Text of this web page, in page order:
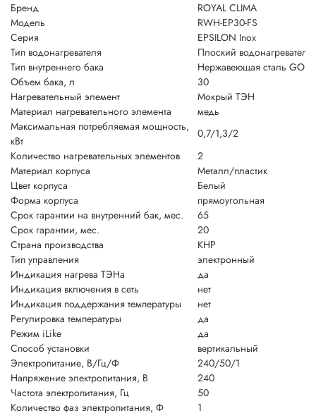
Бренд
ROYAL CLIMA
Модель
RWH-EP30-FS
Серия
EPSILON Inox
Тип водонагревателя
Плоский водонагреватель
Тип внутреннего бака
Нержавеющая сталь
Объем бака, л
30
Нагревательный элемент
Мокрый ТЭН
Материал нагревательного элемента
медь
Максимальная потребляемая мощность,
кВт
0,7/1,3/2
Количество нагревательных элементов
2
Материал корпуса
Металл/пластик
Цвет корпуса
Белый
Форма корпуса
прямоугольная
Срок гарантии на внутренний бак, мес.
65
Срок гарантии, мес.
20
Страна производства
КНР
Тип управления
электронный
Индикация нагрева ТЭНа
да
Индикация включения в сеть
нет
Индикация поддержания температуры
нет
Регулировка температуры
да
Режим iLike
да
Способ установки
вертикальный
Электропитание, В/Гц/Ф
240/50/1
Напряжение электропитания, В
240
Частота электропитания, Гц
50
Количество фаз электропитания, Ф
1